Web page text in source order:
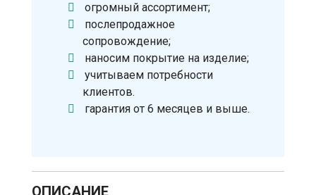
огромный ассортимент;
послепродажное
сопровождение;
наносим покрытие на изделие;
учитываем потребности
клиентов.
гарантия от 6 месяцев и выше.
ОПИСАНИЕ